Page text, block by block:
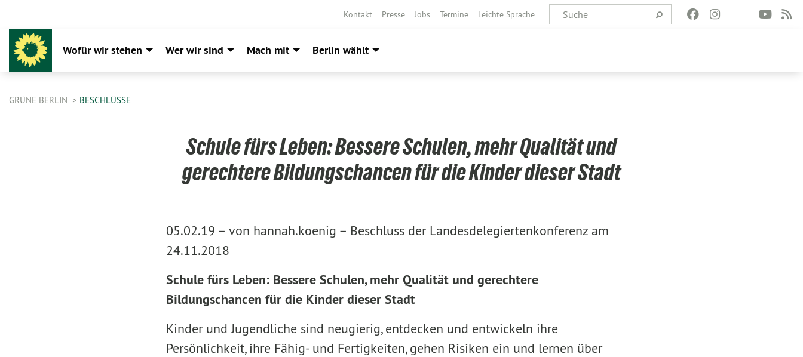
Kontakt Presse Jobs Termine Leichte Sprache
Wofür wir stehen Wer wir sind Mach mit Berlin wählt
GRÜNE BERLIN BESCHLÜSSE
Schule fürs Leben: Bessere Schulen, mehr Qualität und
gerechtere Bildungschancen für die Kinder dieser Stadt
05.02.19 – von hannah.koenig – Beschluss der Landesdelegiertenkonferenz am
24.11.2018
Schule fürs Leben: Bessere Schulen, mehr Qualität und gerechtere
Bildungschancen für die Kinder dieser Stadt
Kinder und Jugendliche sind neugierig, entdecken und entwickeln ihre
Persönlichkeit, ihre Fähig- und Fertigkeiten, gehen Risiken ein und lernen über